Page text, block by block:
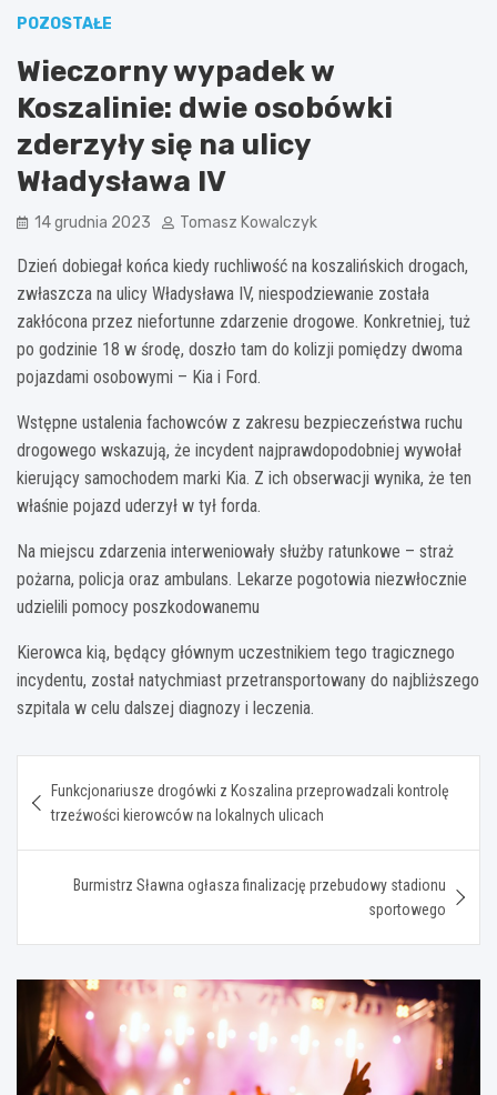
POZOSTAŁE
Wieczorny wypadek w
Koszalinie: dwie osobówki
zderzyły się na ulicy
Władysława IV
14 grudnia 2023 Tomasz Kowalczyk
Dzień dobiegał końca kiedy ruchliwość na koszalińskich drogach,
zwłaszcza na ulicy Władysława IV, niespodziewanie została
zakłócona przez niefortunne zdarzenie drogowe. Konkretniej, tuż
po godzinie 18 w środę, doszło tam do kolizji pomiędzy dwoma
pojazdami osobowymi – Kia i Ford.
Wstępne ustalenia fachowców z zakresu bezpieczeństwa ruchu
drogowego wskazują, że incydent najprawdopodobniej wywołał
kierujący samochodem marki Kia. Z ich obserwacji wynika, że ten
właśnie pojazd uderzył w tył forda.
Na miejscu zdarzenia interweniowały służby ratunkowe – straż
pożarna, policja oraz ambulans. Lekarze pogotowia niezwłocznie
udzielili pomocy poszkodowanemu
Kierowca kią, będący głównym uczestnikiem tego tragicznego
incydentu, został natychmiast przetransportowany do najbliższego
szpitala w celu dalszej diagnozy i leczenia.
wpisu
Funkcjonariusze drogówki z Koszalina przeprowadzali kontrolę
trzeźwości kierowców na lokalnych ulicach
Burmistrz Sławna ogłasza finalizację przebudowy stadionu
sportowego